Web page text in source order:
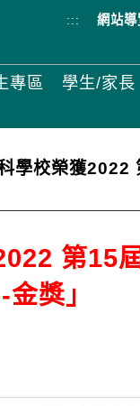
::: 網站導
專區 學生/家長
學校榮獲
第15
獎」